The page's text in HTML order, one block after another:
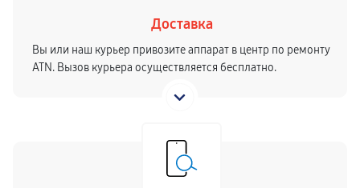
Доставка
Вы или наш курьер привозите аппарат в центр по ремонту
ATN. Вызов курьера осуществляется бесплатно.